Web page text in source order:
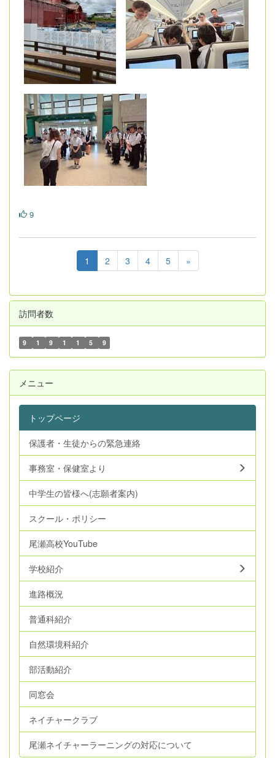
9
1 2 3 4 5 »
訪問者数
9 1 9 1 1 5 9
メニュー
トップページ
保護者・生徒からの緊急連絡
事務室・保健室より
中学生の皆様へ(志願者案内)
スクール・ポリシー
尾瀬高校YouTube
学校紹介
進路概況
普通科紹介
自然環境科紹介
部活動紹介
同窓会
ネイチャークラブ
尾瀬ネイチャーラーニングの対応について